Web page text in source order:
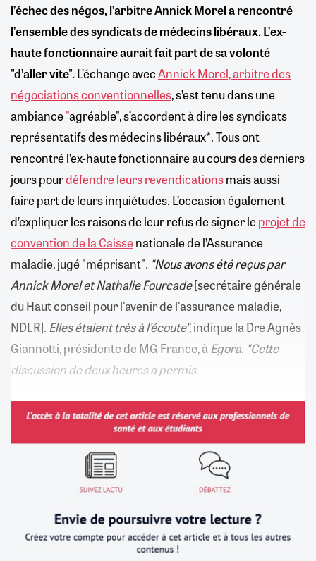
l’échec des négos, l’arbitre Annick Morel a rencontré
l’ensemble des syndicats de médecins libéraux. L’ex-
haute fonctionnaire aurait fait part de sa volonté
"d’aller vite".L’échange avecAnnick Morel, arbitre des
négociations conventionnelles, s’est tenu dans une
ambiance "agréable", s’accordent à dire les syndicats
représentatifs des médecins libéraux*. Tous ont
rencontré l’ex-haute fonctionnaire au cours des derniers
jours pourdéfendre leurs revendicationsmais aussi
faire part de leurs inquiétudes. L’occasion également
d’expliquer les raisons de leur refus de signer le projet de
convention de la Caisse nationale de l’Assurance
maladie, jugé "méprisant". "Nous avons été reçus par
Annick Morel et Nathalie Fourcade[secrétaire générale
du Haut conseil pour l'avenir de l'assurance maladie,
NDLR]. Elles étaient très à l’écoute",indique la Dre Agnès
Giannotti, présidente de MG France, àEgora. "Cette
discussion de deux heures a permis